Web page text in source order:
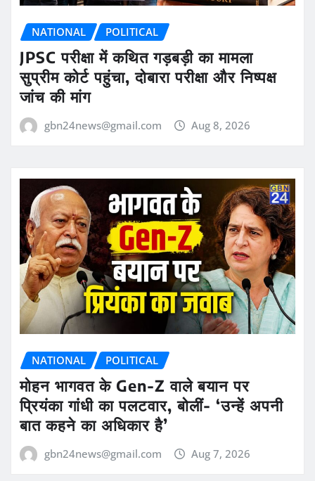
NATIONAL POLITICAL
JPSC परीक्षा में कथित गड़बड़ी का मामला
सुप्रीम कोर्ट पहुंचा, दोबारा परीक्षा और निष्पक्ष
जांच की मांग
gbn24news@gmail.com Aug 8, 2026
NATIONAL POLITICAL
मोहन भागवत के Gen-Z वाले बयान पर
प्रियंका गांधी का पलटवार, बोलीं- ‘उन्हें अपनी
बात कहने का अधिकार है’
gbn24news@gmail.com Aug 7, 2026